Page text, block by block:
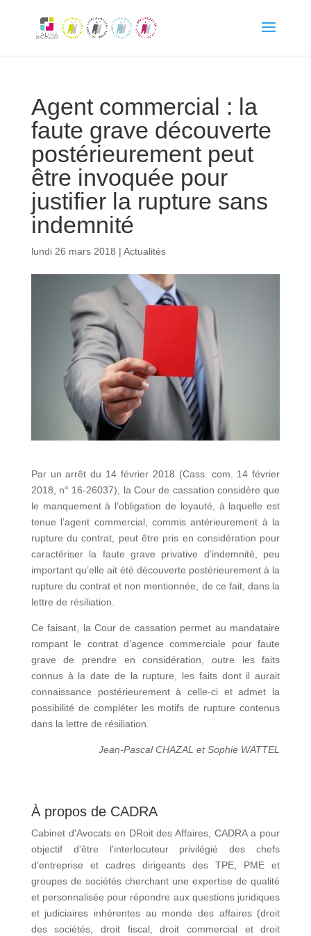
Agent commercial : la
faute grave découverte
postérieurement peut
être invoquée pour
justifier la rupture sans
indemnité
lundi 26 mars 2018 | Actualités
Par un arrêt du 14 février 2018 (Cass. com. 14 février
2018, n° 16-26037), la Cour de cassation considère que
le manquement à l’obligation de loyauté, à laquelle est
tenue l’agent commercial, commis antérieurement à la
rupture du contrat, peut être pris en considération pour
caractériser la faute grave privative d’indemnité, peu
important qu’elle ait été découverte postérieurement à la
rupture du contrat et non mentionnée, de ce fait, dans la
lettre de résiliation.
Ce faisant, la Cour de cassation permet au mandataire
rompant le contrat d’agence commerciale pour faute
grave de prendre en considération, outre les faits
connus à la date de la rupture, les faits dont il aurait
connaissance postérieurement à celle-ci et admet la
possibilité de compléter les motifs de rupture contenus
dans la lettre de résiliation.
Jean-Pascal CHAZAL et Sophie WATTEL
À propos de CADRA
Cabinet d'Avocats en DRoit des Affaires, CADRA a pour
objectif d'être l'interlocuteur privilégié des chefs
d'entreprise et cadres dirigeants des TPE, PME et
groupes de sociétés cherchant une expertise de qualité
et personnalisée pour répondre aux questions juridiques
et judiciaires inhérentes au monde des affaires (droit
des sociétés, droit fiscal, droit commercial et droit